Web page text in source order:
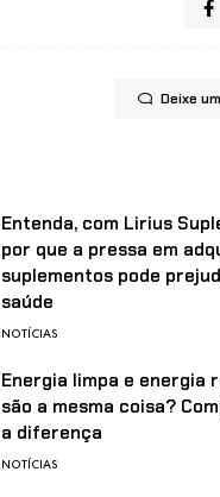
Deixe
Entenda, com Lirius
por que a pressa em
suplementos pode
saúde
NOTÍCIAS
Energia limpa e energia
são a mesma coisa?
a diferença
NOTÍCIAS